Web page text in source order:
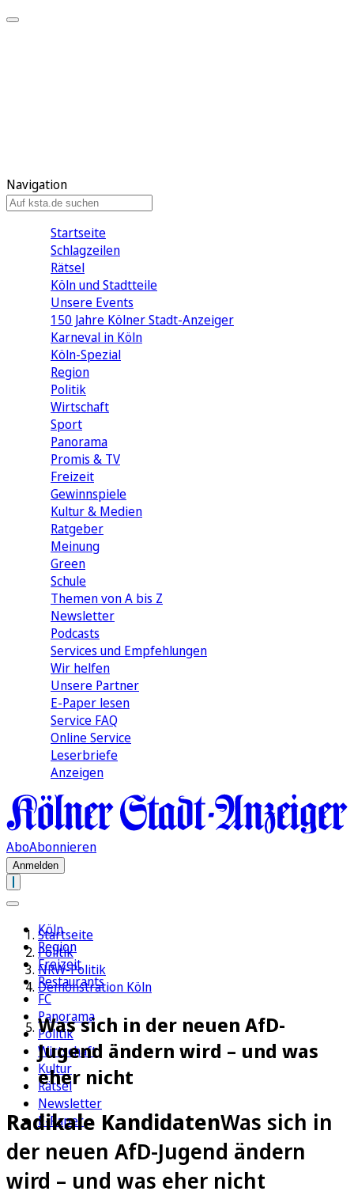
Navigation
Startseite
Schlagzeilen
Rätsel
Köln und Stadtteile
Unsere Events
150 Jahre Kölner Stadt-Anzeiger
Karneval in Köln
Köln-Spezial
Region
Politik
Wirtschaft
Sport
Panorama
Promis & TV
Freizeit
Gewinnspiele
Kultur & Medien
Ratgeber
Meinung
Green
Schule
Themen von A bis Z
Newsletter
Podcasts
Services und Empfehlungen
Wir helfen
Unsere Partner
E-Paper lesen
Service FAQ
Online Service
Leserbriefe
Anzeigen
AboAbonnieren
Anmelden
Köln
Region
Freizeit
Restaurants
FC
Panorama
Politik
Wirtschaft
Kultur
Rätsel
Newsletter
E-Paper
Startseite
Politik
NRW-Politik
Demonstration Köln
Was sich in der neuen AfD-
Jugend ändern wird – und was
eher nicht
Radikale KandidatenWas sich in
der neuen AfD-Jugend ändern
wird – und was eher nicht